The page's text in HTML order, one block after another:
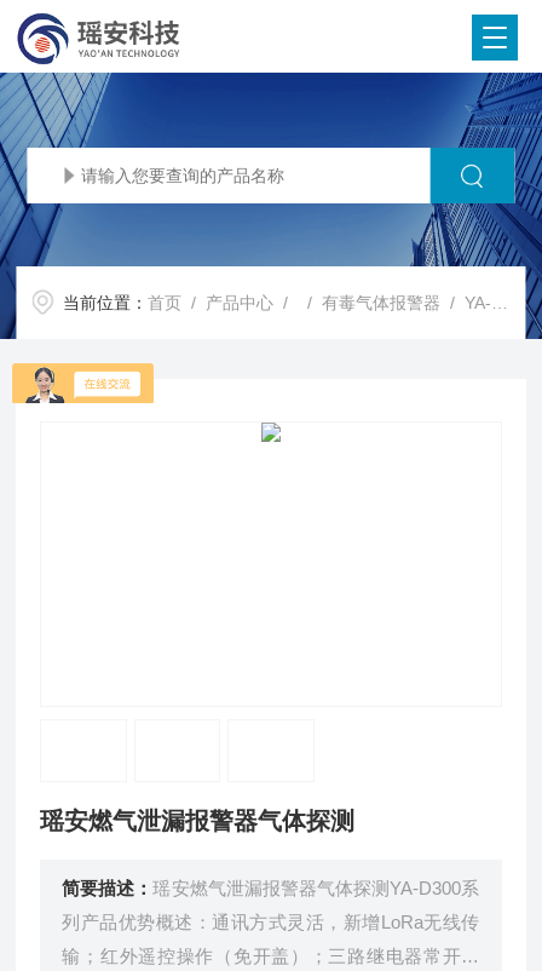
当前位置：首页 / 产品中心 / /有毒气体报警器 / YA-D300瑶安燃气泄漏报警器气体探测
瑶安燃气泄漏报警器气体探测
简要描述：瑶安燃气泄漏报警器气体探测YA-D300系
列产品优势概述：通讯方式灵活，新增LoRa无线传
输；红外遥控操作（免开盖）；三路继电器常开输